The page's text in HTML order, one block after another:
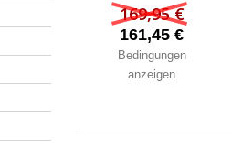
169,95 €
161,45 €
Bedingungen
anzeigen